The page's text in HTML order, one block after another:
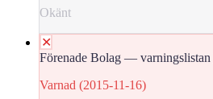
Okänt
✕
Förenade Bolag — varningslistan
Varnad (2015-11-16)